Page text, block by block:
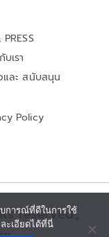
บเรา
ละ สนับสนุน
Policy
reserved.,
การณ์ที่ดีในการใช้
ะเอียดได้ที่นี่